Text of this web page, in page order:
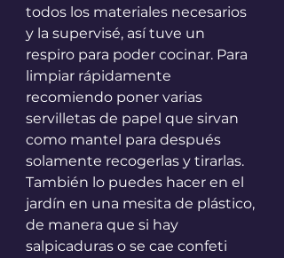
todos los materiales necesarios
y la supervisé, así tuve un
respiro para poder cocinar. Para
limpiar rápidamente
recomiendo poner varias
servilletas de papel que sirvan
como mantel para después
solamente recogerlas y tirarlas.
También lo puedes hacer en el
jardín en una mesita de plástico,
de manera que si hay
salpicaduras o se cae confeti